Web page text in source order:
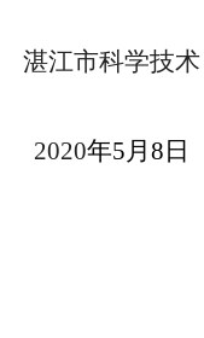
湛江市科学技术
2020年5 月8 日